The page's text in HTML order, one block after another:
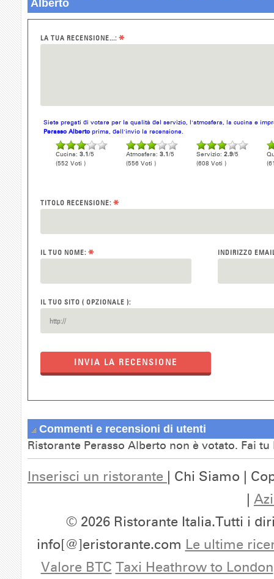
Alberto
LA TUA RECENSIONE...: *
Siete pregati di votare per la qualità del servizio, l'atmosfera, la cucina e
Perasso Alberto prima, dell'invio la recensione.
Cucina: 3.1/5
(552 Voti )
Atmosfera: 3.1/5
(556 Voti )
Servizio: 2.9/5
(608 Voti )
TITOLO RECENSIONE: *
IL TUO NOME: * INDIRIZZO
IL TUO SITO ( OPZIONALE ):
INVIA LA RECENSIONE
Commenti e recensioni di utenti
Ristorante Perasso Alberto non è votato. Fai
Inserisci un ristorante | Chi Siamo |
|
© 2026 Ristorante Italia.Tutti i
info[@]eristorante.com Le ultime
Valore BTC Taxi Heathrow to London